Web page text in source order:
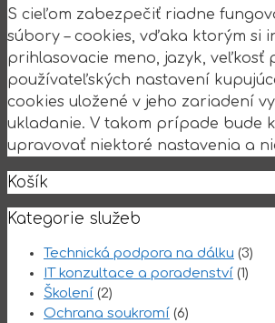
S cieľom zabezpečiť riadne
súbory – cookies, vďaka ktorým si
prihlasovacie meno, jazyk,
používateľských nastavení
cookies uložené v jeho zariadení
ukladanie. V takom prípade bude
upravovať niektoré nastavenia a
Košík
Kategorie služeb
Technická podpora na dálku (3)
IT konzultace a poradenství (1)
Školení (2)
Ochrana soukromí (6)